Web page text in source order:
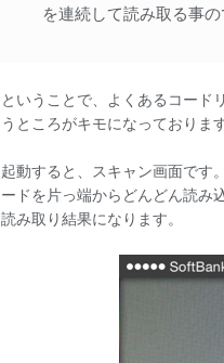
を連続して読み取る事
ということで、よくあるコード
うところがキモになっております
起動すると、スキャン画面です
ードを片っ端からどんどん読み
読み取り結果になります。